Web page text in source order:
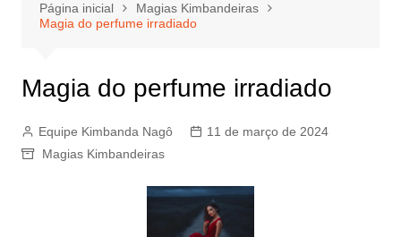
Página inicial
Magias Kimbandeiras
Magia do perfume irradiado
Magia do perfume irradiado
Equipe Kimbanda Nagô
11 de março de 2024
Magias Kimbandeiras